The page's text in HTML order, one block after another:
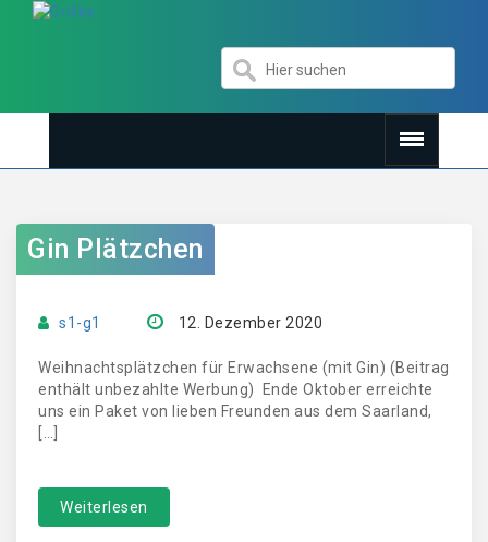
Gin Plätzchen
s1-g1 12. Dezember 2020
Weihnachtsplätzchen für Erwachsene (mit Gin) (Beitrag
enthält unbezahlte Werbung) Ende Oktober erreichte
uns ein Paket von lieben Freunden aus dem Saarland,
[…]
Weiterlesen